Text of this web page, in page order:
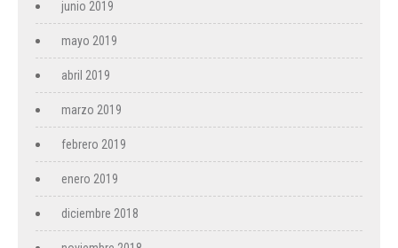
junio 2019
mayo 2019
abril 2019
marzo 2019
febrero 2019
enero 2019
diciembre 2018